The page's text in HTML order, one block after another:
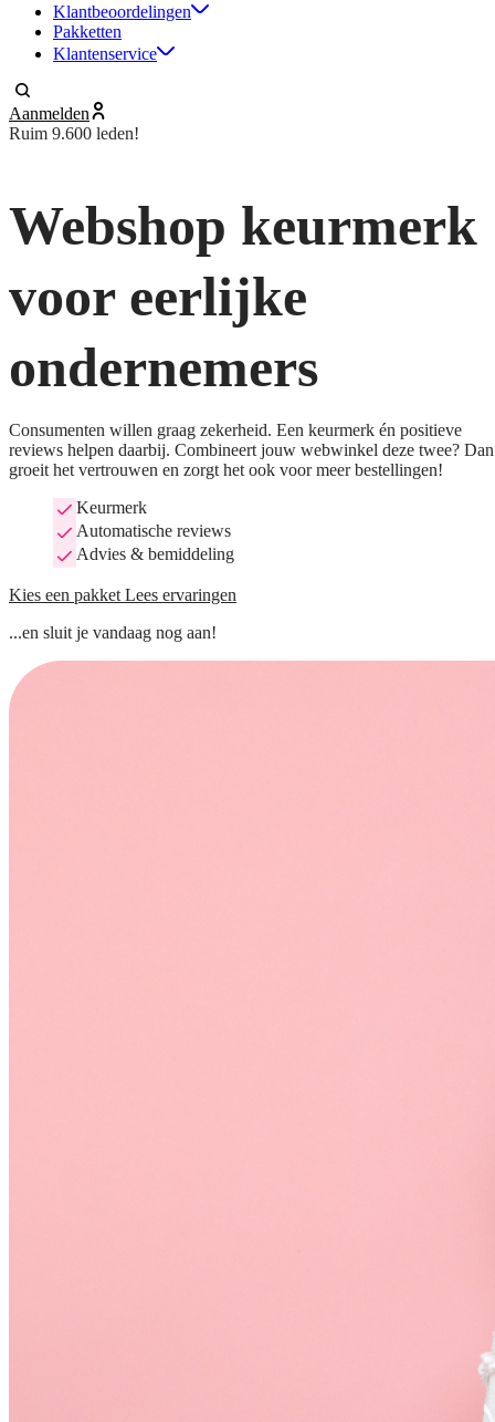
Klantbeoordelingen
Pakketten
Klantenservice
Aanmelden
Ruim 9.600 leden!
Webshop keurmerk
voor eerlijke
ondernemers
Consumenten willen graag zekerheid. Een keurmerk én positieve
reviews helpen daarbij. Combineert jouw webwinkel deze twee? Dan
groeit het vertrouwen en zorgt het ook voor meer bestellingen!
Keurmerk
Automatische reviews
Advies & bemiddeling
Kies een pakket Lees ervaringen
...en sluit je vandaag nog aan!